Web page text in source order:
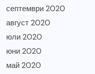
септември 2020
август 2020
юли 2020
юни 2020
май 2020